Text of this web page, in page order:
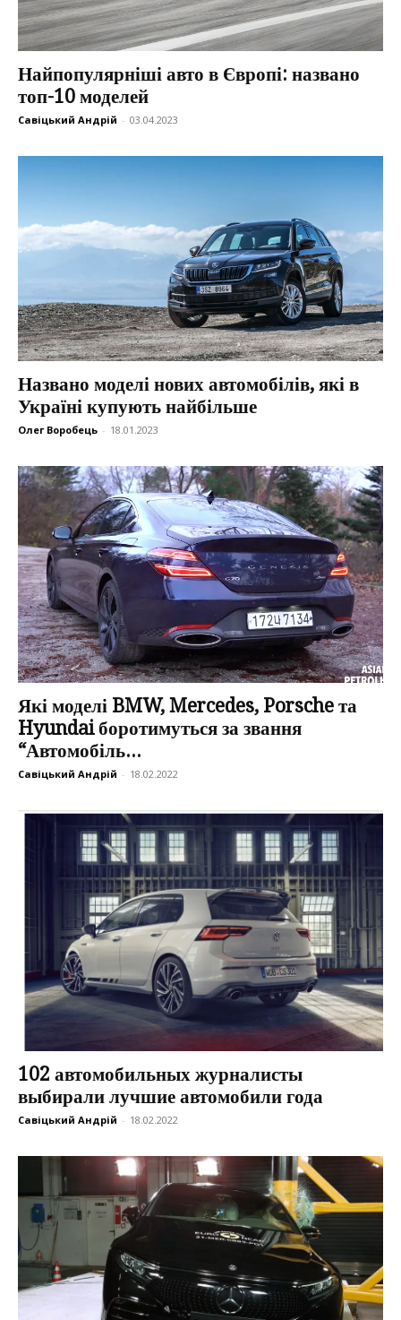
Найпопулярніші авто в Європі: названо
топ-10 моделей
Савіцький Андрій - 03.04.2023
Названо моделі нових автомобілів, які в
Україні купують найбільше
Олег Воробець - 18.01.2023
Які моделі BMW, Mercedes, Porsche та
Hyundai боротимуться за звання
“Автомобіль...
Савіцький Андрій - 18.02.2022
102 автомобильных журналисты
выбирали лучшие автомобили года
Савіцький Андрій - 18.02.2022